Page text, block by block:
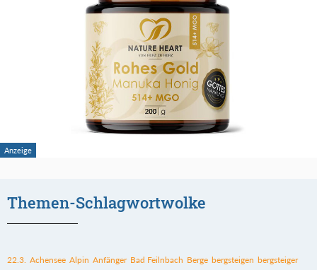
Themen-Schlagwortwolke
22.3. Achensee Alpin Anfänger Bad Feilnbach Berge bergsteigen bergsteiger